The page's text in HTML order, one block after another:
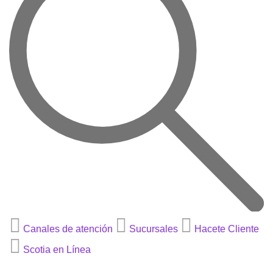
Canales de atención Sucursales
Hacete Cliente
Scotia en Línea